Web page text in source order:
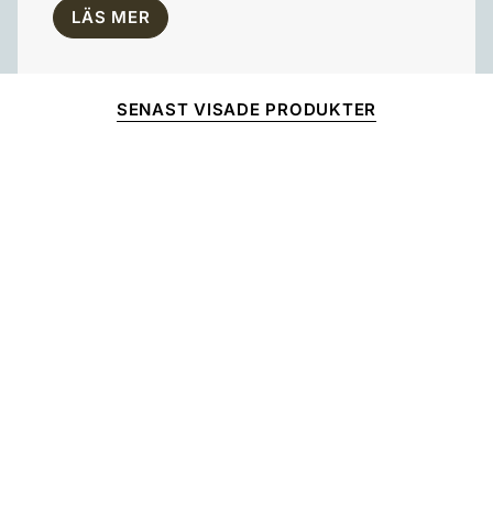
LÄS MER
SENAST VISADE PRODUKTER